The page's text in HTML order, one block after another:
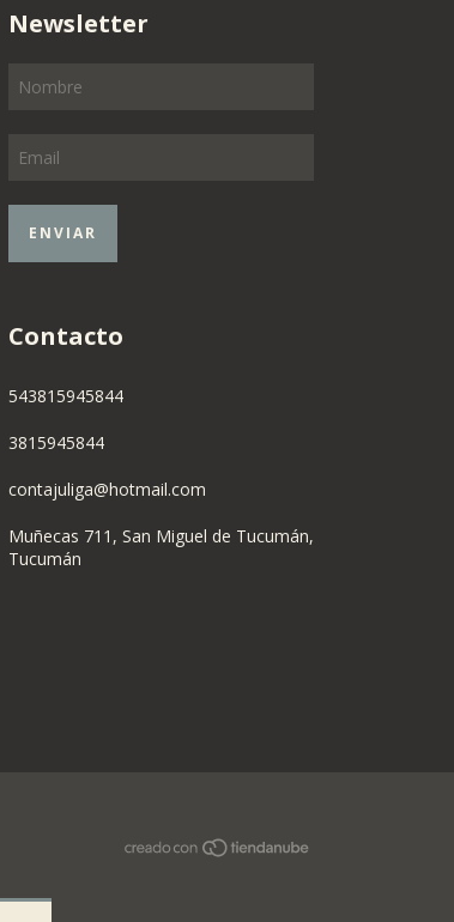
Newsletter
Contacto
543815945844
3815945844
contajuliga@hotmail.com
Muñecas 711, San Miguel de Tucumán,
Tucumán